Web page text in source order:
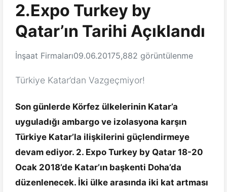
2.Expo Turkey by
Qatar’ın Tarihi Açıklandı
İnşaat Firmaları09.06.20175,882 görüntülenme
Türkiye Katar’dan Vazgeçmiyor!
Son günlerde Körfez ülkelerinin Katar’a
uyguladığı ambargo ve izolasyona karşın
Türkiye Katar’la ilişkilerini güçlendirmeye
devam ediyor. 2. Expo Turkey by Qatar 18-20
Ocak 2018’de Katar’ın başkenti Doha’da
düzenlenecek. İki ülke arasında iki kat artması